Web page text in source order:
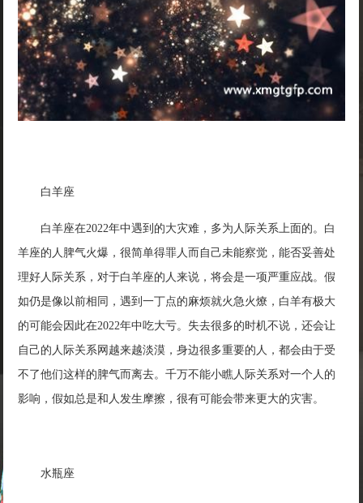
白羊座
白羊座在2022年中遇到的大灾难，多为人际关系上面的。白
羊座的人脾气火爆，很简单得罪人而自己未能察觉，能否妥善处
理好人际关系，对于白羊座的人来说，将会是一项严重应战。假
如仍是像以前相同，遇到一丁点的麻烦就火急火燎，白羊有极大
的可能会因此在2022年中吃大亏。失去很多的时机不说，还会让
自己的人际关系网越来越淡漠，身边很多重要的人，都会由于受
不了他们这样的脾气而离去。千万不能小瞧人际关系对一个人的
影响，假如总是和人发生摩擦，很有可能会带来更大的灾害。
水瓶座